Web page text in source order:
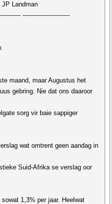
JP Landman
------------------------
maand, maar Augustus het
gebring. Nie dat ons daaroor
sorg vir baie sappiger
wat omtrent geen aandag in
Suid-Afrika se verslag oor
1,3% per jaar. Heelwat